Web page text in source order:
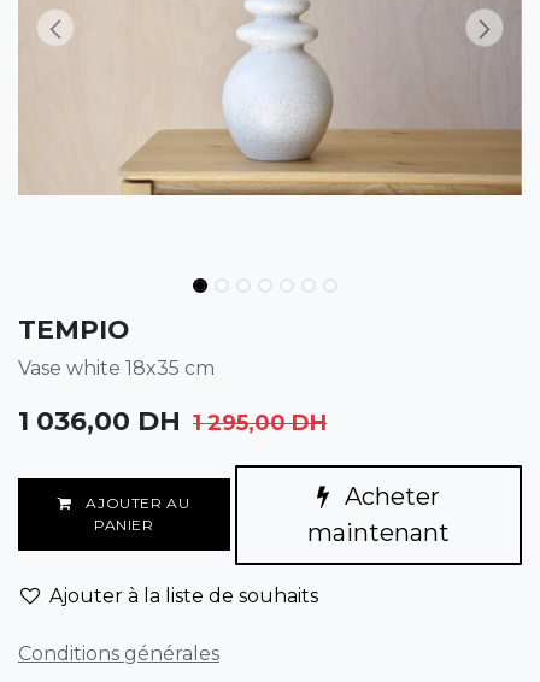
TEMPIO
Vase white 18x35 cm
1 036,00 DH 1 295,00DH
AJOUTER AU
PANIER
Acheter
maintenant
Ajouter à la liste de souhaits
Conditions générales